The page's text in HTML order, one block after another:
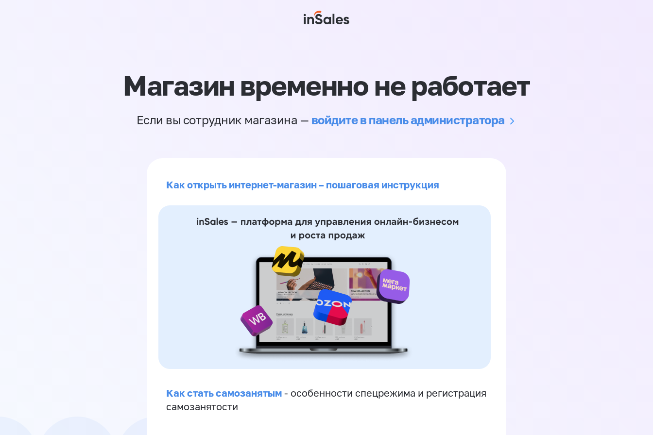
Магазин временно не работает
Если вы сотрудник магазина — войдите в панель администратора
Как открыть интернет-магазин – пошаговая инструкция
Как стать самозанятым - особенности спецрежима и регистрация
самозанятости